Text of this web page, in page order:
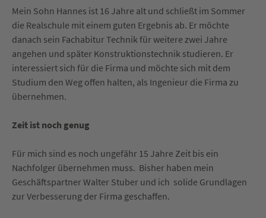
Mein Sohn Hannes ist 16 Jahre alt und schließt im Sommer
die Realschule mit einem guten Ergebnis ab. Er möchte
danach sein Fachabitur Technik für weitere zwei Jahre
angehen und später Konstruktionstechnik studieren. Er
interessiert sich für die Firma und möchte sich mit dem
Studium den Weg offen halten, als Ingenieur die Firma zu
übernehmen.
Zeit ist noch genug
Für mich sind es noch ungefähr 15 Jahre Zeit bis ein
Nachfolger übernehmen muss. Bisher haben mein
Geschäftspartner Walter Stuber und ich solide Grundlagen
zur Verbesserung der Firma geschaffen.